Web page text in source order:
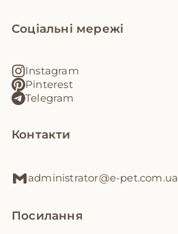
Соціальні мережі
Instagram
Pinterest
Telegram
Контакти
administrator@e-pet.com.ua
Посилання